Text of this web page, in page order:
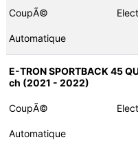
CoupÃ©
Automatique
E-TRON SPORTBACK 45
ch (2021 - 2022)
CoupÃ©
Automatique